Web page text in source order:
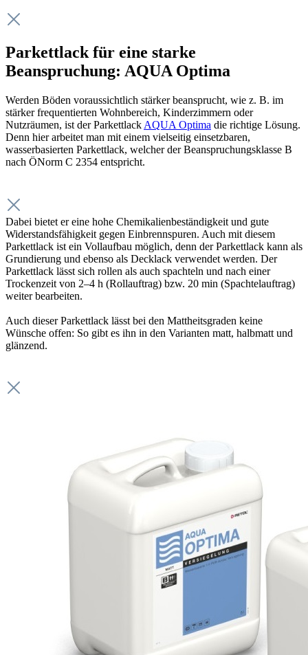
Parkettlack für eine starke
Beanspruchung: AQUA Optima
Werden Böden voraussichtlich stärker beansprucht, wie z. B. im
stärker frequentierten Wohnbereich, Kinderzimmern oder
Nutzräumen, ist der Parkettlack AQUA Optima die richtige Lösung.
Denn hier arbeitet man mit einem vielseitig einsetzbaren,
wasserbasierten Parkettlack, welcher der Beanspruchungsklasse B
nach ÖNorm C 2354 entspricht.
Dabei bietet er eine hohe Chemikalienbeständigkeit und gute
Widerstandsfähigkeit gegen Einbrennspuren. Auch mit diesem
Parkettlack ist ein Vollaufbau möglich, denn der Parkettlack kann als
Grundierung und ebenso als Decklack verwendet werden. Der
Parkettlack lässt sich rollen als auch spachteln und nach einer
Trockenzeit von 2–4 h (Rollauftrag) bzw. 20 min (Spachtelauftrag)
weiter bearbeiten.
Auch dieser Parkettlack lässt bei den Mattheitsgraden keine
Wünsche offen: So gibt es ihn in den Varianten matt, halbmatt und
glänzend.